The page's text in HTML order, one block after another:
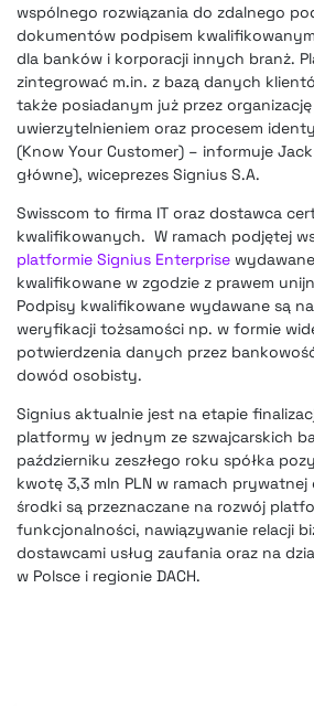
wspólnego rozwiązania do zdalnego
dokumentów podpisem
dla banków i korporacji innych branż.
zintegrować m.in. z bazą danych
także posiadanym już przez
uwierzytelnieniem oraz procesem
(Know Your Customer) – informuje
główne), wiceprezes Signius S.A.
Swisscom to firma IT oraz dostawca
kwalifikowanych. W ramach podjętej
platformie Signius Enterprise
kwalifikowane w zgodzie z prawem
Podpisy kwalifikowane wydawane są
weryfikacji tożsamości np. w formie
potwierdzenia danych przez
dowód osobisty.
Signius aktualnie jest na etapie
platformy w jednym ze szwajcarskich
październiku zeszłego roku spółka
kwotę 3,3 mln PLN w ramach prywatnej
środki są przeznaczane na rozwój
funkcjonalności, nawiązywanie relacji
dostawcami usług zaufania oraz na
w Polsce i regionie DACH.